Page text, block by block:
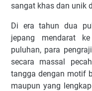
sangat khas dan unik
Di era tahun dua
jepang mendarat
puluhan, para
secara massal
tangga dengan motif
maupun yang